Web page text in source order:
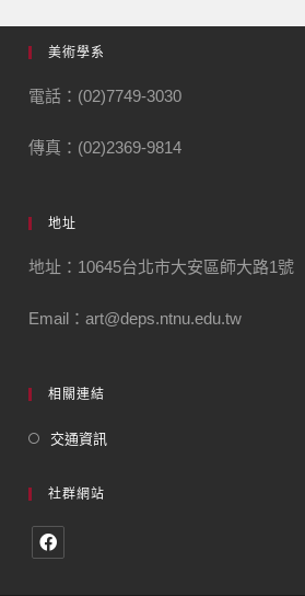
美術學系
電話：(02)7749-3030
傳真：(02)2369-9814
地址
地址：10645台北市大安區師大路1號
Email：art@deps.ntnu.edu.tw
相關連結
交通資訊
社群網站